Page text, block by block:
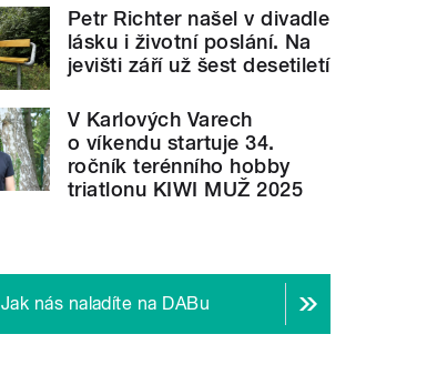
Petr Richter našel v divadle
lásku i životní poslání. Na
jevišti září už šest desetiletí
V Karlových Varech
o víkendu startuje 34.
ročník terénního hobby
triatlonu KIWI MUŽ 2025
Jak nás naladíte na DABu